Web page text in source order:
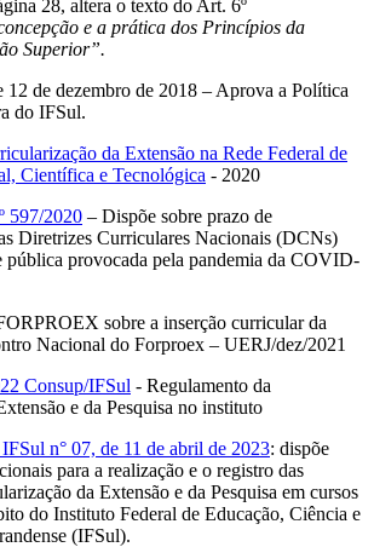
28, altera o texto do Art. 6º
e a prática dos Princípios da
Superior”.
12 de dezembro de 2018 – Aprova a Política
do IFSul.
da Extensão na Rede Federal de
Científica e Tecnológica - 2020
597/2020 – Dispõe sobre prazo de
Diretrizes Curriculares Nacionais (DCNs)
pública provocada pela pandemia da COVID-
sobre a inserção curricular da
Nacional do Forproex – UERJ/dez/2021
Consup/IFSul - Regulamento da
e da Pesquisa no instituto
n° 07, de 11 de abril de 2023: dispõe
para a realização e o registro das
da Extensão e da Pesquisa em cursos
do Instituto Federal de Educação, Ciência e
(IFSul).